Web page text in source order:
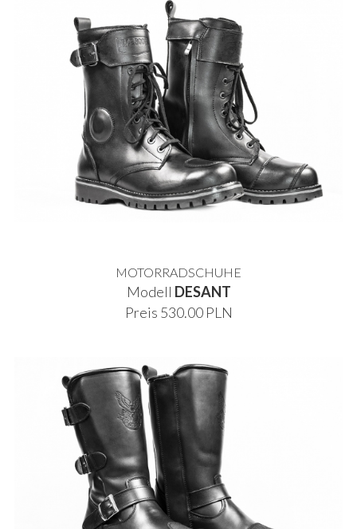
MOTORRADSCHUHE
Modell DESANT
Preis 530.00 PLN